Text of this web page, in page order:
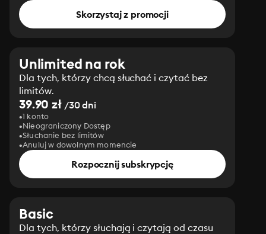
Skorzystaj z promocji
Unlimited na rok
Dla tych, którzy chcą słuchać i czytać bez
limitów.
39.90 zł/30 dni
1 konto
Nieograniczony Dostęp
Słuchanie bez limitów
Anuluj w dowolnym momencie
Rozpocznij subskrypcję
Basic
Dla tych, którzy słuchają i czytają od czasu